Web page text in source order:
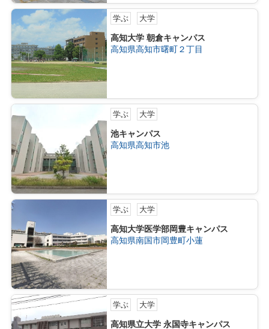
学ぶ 大学
高知大学 朝倉キャンパス
高知県高知市曙町２丁目
学ぶ 大学
池キャンパス
高知県高知市池
学ぶ 大学
高知大学医学部岡豊キャンパス
高知県南国市岡豊町小蓮
学ぶ 大学
高知県立大学 永国寺キャンパス